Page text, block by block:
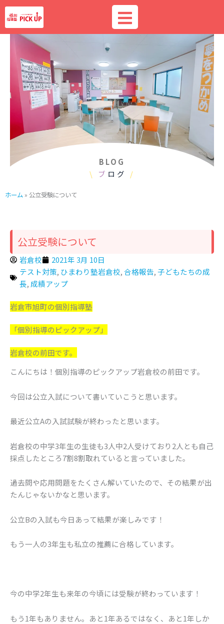
内
容
を
BLOG
\
ブ ログ /
ホーム » 公立受験について
公立受験について
岩倉校
2021年 3月 10日
テスト対策, ひまわり塾岩倉校,合格報告,子どもたちの成
長, 成績アップ
岩倉市旭町の個別指導塾
「個別指導のピックアップ」
岩倉校の前田です。
こんにちは！個別指導のピックアップ岩倉校の前田です。
今回は公立入試について書いていこうと思います。
最近公立Aの入試試験が終わったと思います。
岩倉校の中学3年生の生徒も3人中2人受けており2人とも自己
採点したところ7割8割取れていると言っていました。
過去問や応用問題をたくさん解いていたので、その結果が出
たんじゃないかなと思います。
公立Bの入試も今日あって結果が楽しみです！
もう一人の3年生も私立の推薦に合格しています。
今の中学2年生も来年の今頃には受験が終わっています！
もう1年もありません。あと1年あるではなく、あと1年しか